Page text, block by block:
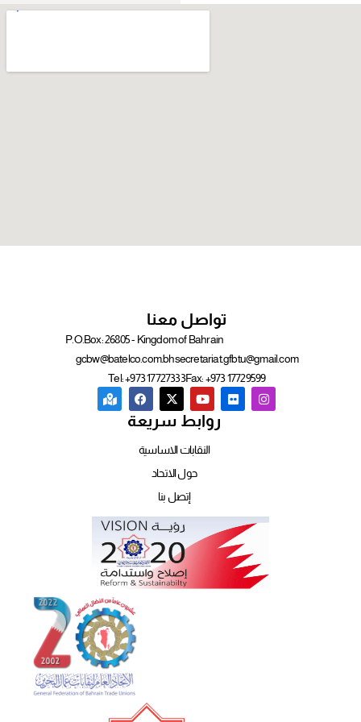
تواصل معنا
P.O.Box: 26805 - Kingdom of Bahrain
gcbw@batelco.com.bhsecretariat.gfbtu@gmail.com
Tel: +973 17727333Fax: +973 17729599
روابط سريعة
النقابات الاساسية
حول الاتحاد
إتصل بنا